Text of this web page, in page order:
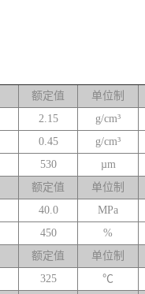
额定值 单位制
2.15 g/cm³
0.45 g/cm³
530 µm
额定值 单位制
40.0 MPa
450 %
额定值 单位制
325 ℃